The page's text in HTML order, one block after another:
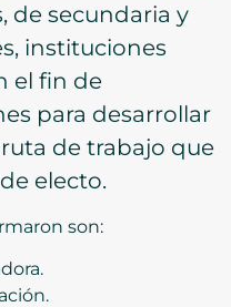
de secundaria y
instituciones
el fin de
para desarrollar
de trabajo que
electo.
son: